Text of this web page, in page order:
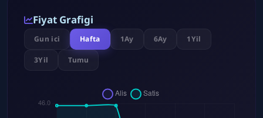
Fiyat Grafigi
Gun ici Hafta 1Ay 6Ay 1Yil
3Yil Tumu